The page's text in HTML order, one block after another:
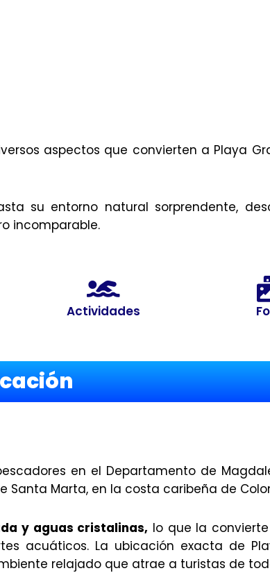
aspectos que convierten a Playa
su entorno natural sorprendente,
incomparable.
Actividades
en el Departamento de
Marta, en la costa caribeña de
y aguas cristalinas, lo que la
acuáticos. La ubicación exacta de
relajado que atrae a turistas de